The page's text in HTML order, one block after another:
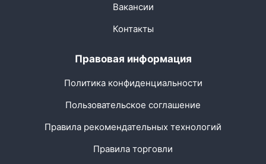
Вакансии
Контакты
Правовая информация
Политика конфиденциальности
Пользовательское соглашение
Правила рекомендательных технологий
Правила торговли